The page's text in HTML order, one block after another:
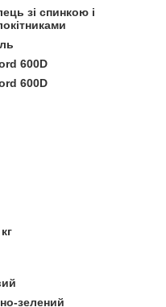
зі спинкою і
600D
600D
зелений